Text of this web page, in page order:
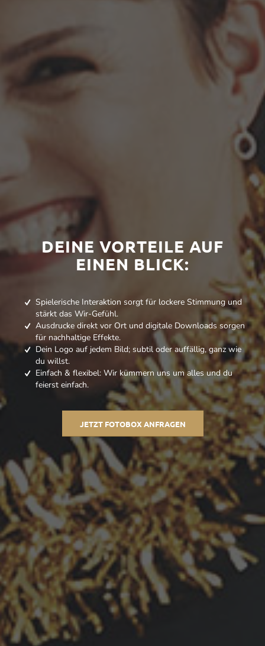
DEINE VORTEILE AUF
EINEN BLICK:
Spielerische Interaktion sorgt für lockere Stimmung und
stärkt das Wir-Gefühl.
Ausdrucke direkt vor Ort und digitale Downloads sorgen
für nachhaltige Effekte.
Dein Logo auf jedem Bild; subtil oder auffällig, ganz wie
du willst.
Einfach & flexibel: Wir kümmern uns um alles und du
feierst einfach.
JETZT FOTOBOX ANFRAGEN